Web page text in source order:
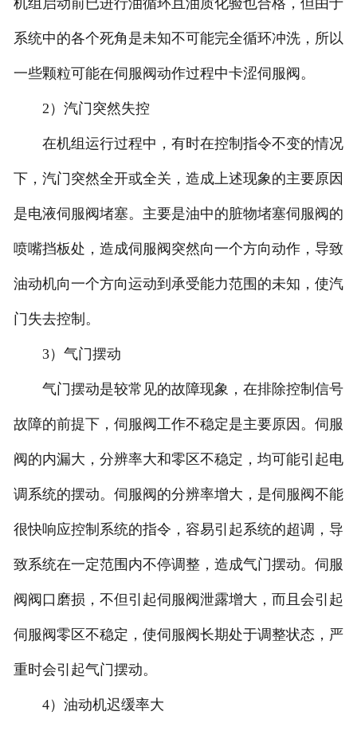
机组启动前已进行油循环且油质化验也合格，但由于
系统中的各个死角是未知不可能完全循环冲洗，所以
一些颗粒可能在伺服阀动作过程中卡涩伺服阀。
2）汽门突然失控
在机组运行过程中，有时在控制指令不变的情况
下，汽门突然全开或全关，造成上述现象的主要原因
是电液伺服阀堵塞。主要是油中的脏物堵塞伺服阀的
喷嘴挡板处，造成伺服阀突然向一个方向动作，导致
油动机向一个方向运动到承受能力范围的未知，使汽
门失去控制。
3）气门摆动
气门摆动是较常见的故障现象，在排除控制信号
故障的前提下，伺服阀工作不稳定是主要原因。伺服
阀的内漏大，分辨率大和零区不稳定，均可能引起电
调系统的摆动。伺服阀的分辨率增大，是伺服阀不能
很快响应控制系统的指令，容易引起系统的超调，导
致系统在一定范围内不停调整，造成气门摆动。伺服
阀阀口磨损，不但引起伺服阀泄露增大，而且会引起
伺服阀零区不稳定，使伺服阀长期处于调整状态，严
重时会引起气门摆动。
4）油动机迟缓率大